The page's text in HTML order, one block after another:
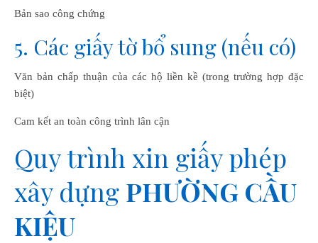
Bản sao công chứng
5. Các giấy tờ bổ sung (nếu có)
Văn bản chấp thuận của các hộ liền kề (trong trường hợp đặc
biệt)
Cam kết an toàn công trình lân cận
Quy trình xin giấy phép
xây dựng PHƯỜNG CẦU
KIỆU